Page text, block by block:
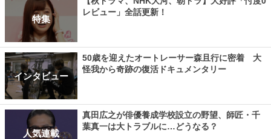
特集
レビュー」全話更新！
インタビュー
50歳を迎えたオートレーサー森且行に密着 大
怪我から奇跡の復活ドキュメンタリー
人気連載
真田広之が俳優養成学校設立の野望、師匠・千
葉真一は大トラブルに…どうなる？